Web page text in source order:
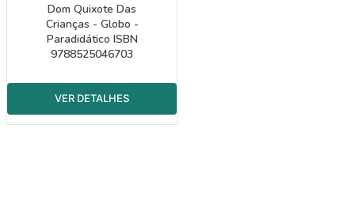
Dom Quixote Das
Crianças - Globo -
Paradidático ISBN
9788525046703